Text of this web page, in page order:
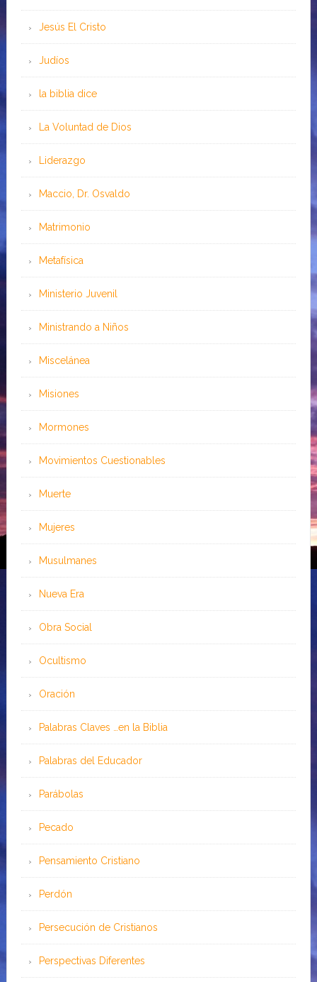
Jesús El Cristo
Judíos
la biblia dice
La Voluntad de Dios
Liderazgo
Maccio, Dr. Osvaldo
Matrimonio
Metafísica
Ministerio Juvenil
Ministrando a Niños
Miscelánea
Misiones
Mormones
Movimientos Cuestionables
Muerte
Mujeres
Musulmanes
Nueva Era
Obra Social
Ocultismo
Oración
Palabras Claves …en la Biblia
Palabras del Educador
Parábolas
Pecado
Pensamiento Cristiano
Perdón
Persecución de Cristianos
Perspectivas Diferentes